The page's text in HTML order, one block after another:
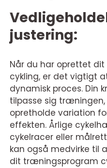
justering:
Når du har oprettet
cykling, er det vigtigt
dynamisk proces. Din
tilpasse sig
opretholde variation
effekten. Årlige
cykelracer eller
kan også medvirke til
dit træningsprogram